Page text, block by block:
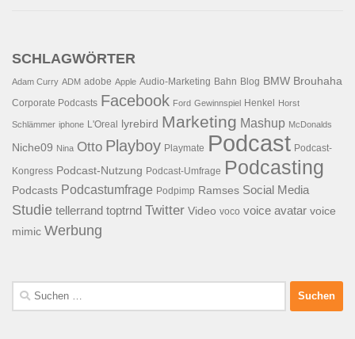
SCHLAGWÖRTER
Adam Curry ADM adobe Apple Audio-Marketing Bahn Blog BMW Brouhaha
Corporate Podcasts Facebook Ford Gewinnspiel Henkel Horst
Schlämmer iphone L'Oreal lyrebird Marketing Mashup McDonalds
Niche09 Nina Otto Playboy Playmate Podcast Podcast-
Kongress Podcast-Nutzung Podcast-Umfrage Podcasting
Podcasts Podcastumfrage Podpimp Ramses Social Media
Studie tellerrand toptrnd Twitter Video voco voice avatar voice
mimic Werbung
Suchen
nach: